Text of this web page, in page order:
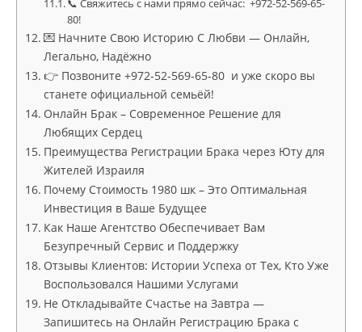
📞 Свяжитесь с нами прямо сейчас: +972-52-569-65-
80!
💌 Начните Свою Историю С Любви — Онлайн,
Легально, Надёжно
👉 Позвоните +972-52-569-65-80 и уже скоро вы
станете официальной семьёй!
Онлайн Брак – Современное Решение для
Любящих Сердец
Преимущества Регистрации Брака через Юту для
Жителей Израиля
Почему Стоимость 1980 шк – Это Оптимальная
Инвестиция в Ваше Будущее
Как Наше Агентство Обеспечивает Вам
Безупречный Сервис и Поддержку
Отзывы Клиентов: Истории Успеха от Тех, Кто Уже
Воспользовался Нашими Услугами
Не Откладывайте Счастье на Завтра —
Запишитесь на Онлайн Регистрацию Брака с